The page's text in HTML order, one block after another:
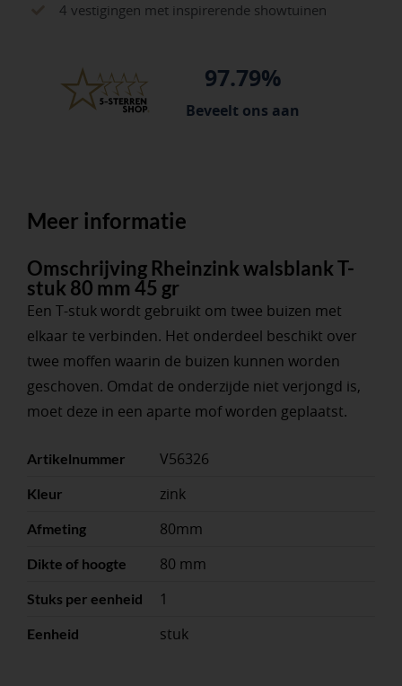
4 vestigingen met inspirerende showtuinen
97.79%
Beveelt ons aan
Meer informatie
Omschrijving Rheinzink walsblank T-
stuk 80 mm 45 gr
Een T-stuk wordt gebruikt om twee buizen met
elkaar te verbinden. Het onderdeel beschikt over
twee moffen waarin de buizen kunnen worden
geschoven. Omdat de onderzijde niet verjongd is,
moet deze in een aparte mof worden geplaatst.
Artikelnummer V56326
Kleur zink
Afmeting 80mm
Dikte of hoogte 80 mm
Stuks per eenheid 1
Eenheid stuk